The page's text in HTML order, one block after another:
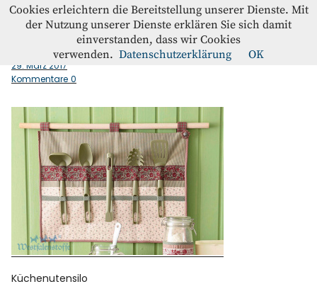
Westfalenstoffe-Blog
Kontakt
Instagram
Facebook
Küchenutensilo
29. März 2017
Kommentare 0
Küchenutensilo
Cookies erleichtern die Bereitstellung unserer Dienste. Mit
der Nutzung unserer Dienste erklären Sie sich damit
einverstanden, dass wir Cookies
verwenden. Datenschutzerklärung OK